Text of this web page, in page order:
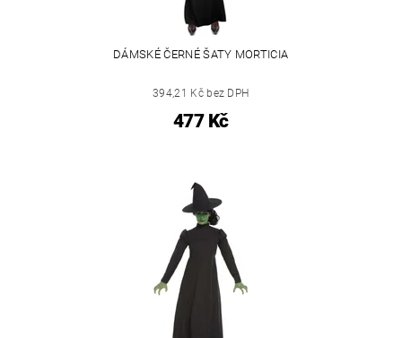
DÁMSKÉ ČERNÉ ŠATY MORTICIA
394,21 Kč bez DPH
477 Kč